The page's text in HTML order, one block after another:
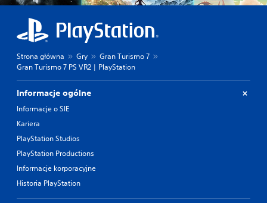
Strona główna Gry
Gran Turismo 7
Gran Turismo 7 PS VR2 | PlayStation
Informacje ogólne
Informacje o SIE
Kariera
PlayStation Studios
PlayStation Productions
Informacje korporacyjne
Historia PlayStation